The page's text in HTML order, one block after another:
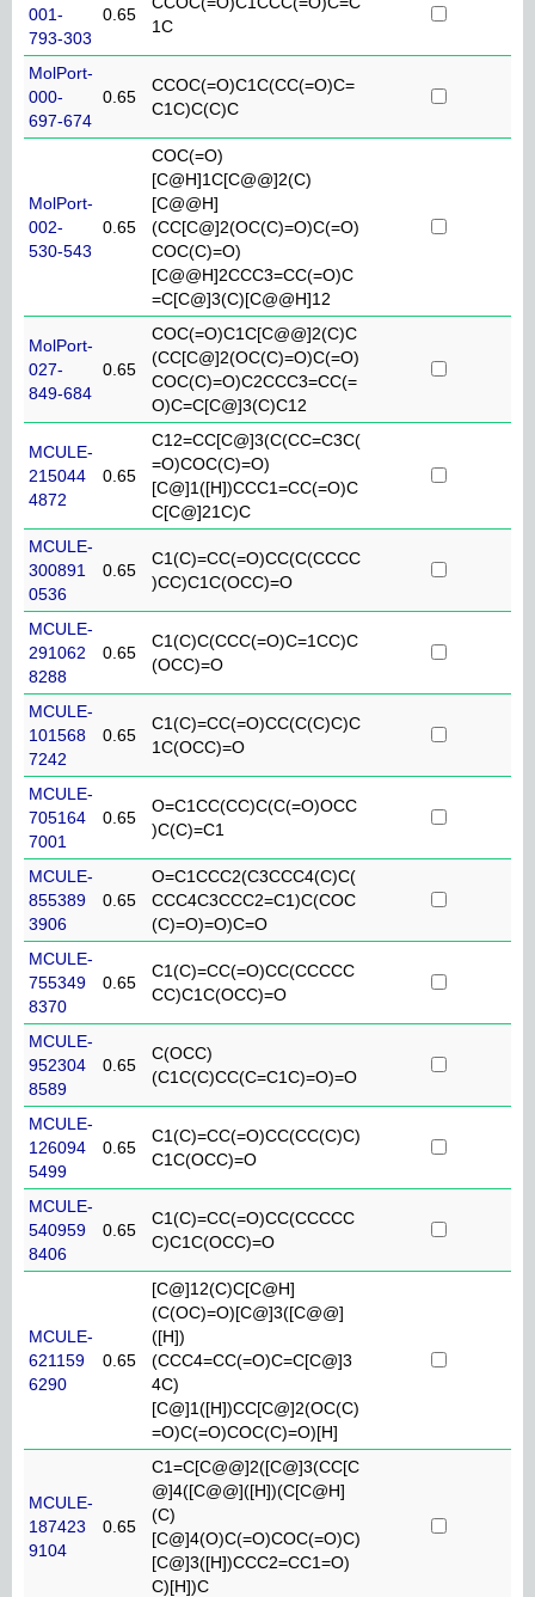
001-
793-303
0.65
1C
MolPort-
000-
697-674
0.65
CCOC(=O)C1C(CC(=O)C=
C1C)C(C)C
MolPort-
002-
530-543
0.65
COC(=O)
[C@H]1C[C@@]2(C)
[C@@H]
(CC[C@]2(OC(C)=O)C(=O)
COC(C)=O)
[C@@H]2CCC3=CC(=O)C
=C[C@]3(C)[C@@H]12
MolPort-
027-
849-684
0.65
COC(=O)C1C[C@@]2(C)C
(CC[C@]2(OC(C)=O)C(=O)
COC(C)=O)C2CCC3=CC(=
O)C=C[C@]3(C)C12
MCULE-
215044
4872
0.65
C12=CC[C@]3(C(CC=C3C(
=O)COC(C)=O)
[C@]1([H])CCC1=CC(=O)C
C[C@]21C)C
MCULE-
300891
0536
0.65
C1(C)=CC(=O)CC(C(CCCC
)CC)C1C(OCC)=O
MCULE-
291062
8288
0.65
C1(C)C(CCC(=O)C=1CC)C
(OCC)=O
MCULE-
101568
7242
0.65
C1(C)=CC(=O)CC(C(C)C)C
1C(OCC)=O
MCULE-
705164
7001
0.65
O=C1CC(CC)C(C(=O)OCC
)C(C)=C1
MCULE-
855389
3906
0.65
O=C1CCC2(C3CCC4(C)C(
CCC4C3CCC2=C1)C(COC
(C)=O)=O)C=O
MCULE-
755349
8370
0.65
C1(C)=CC(=O)CC(CCCCC
CC)C1C(OCC)=O
MCULE-
952304
8589
0.65
C(OCC)
(C1C(C)CC(C=C1C)=O)=O
MCULE-
126094
5499
0.65
C1(C)=CC(=O)CC(CC(C)C)
C1C(OCC)=O
MCULE-
540959
8406
0.65
C1(C)=CC(=O)CC(CCCCC
C)C1C(OCC)=O
MCULE-
621159
6290
0.65
[C@]12(C)C[C@H]
(C(OC)=O)[C@]3([C@@]
([H])
(CCC4=CC(=O)C=C[C@]3
4C)
[C@]1([H])CC[C@]2(OC(C)
=O)C(=O)COC(C)=O)[H]
MCULE-
187423
9104
0.65
C1=C[C@@]2([C@]3(CC[C
@]4([C@@]([H])(C[C@H]
(C)
[C@]4(O)C(=O)COC(=O)C)
[C@]3([H])CCC2=CC1=O)
C)[H])C